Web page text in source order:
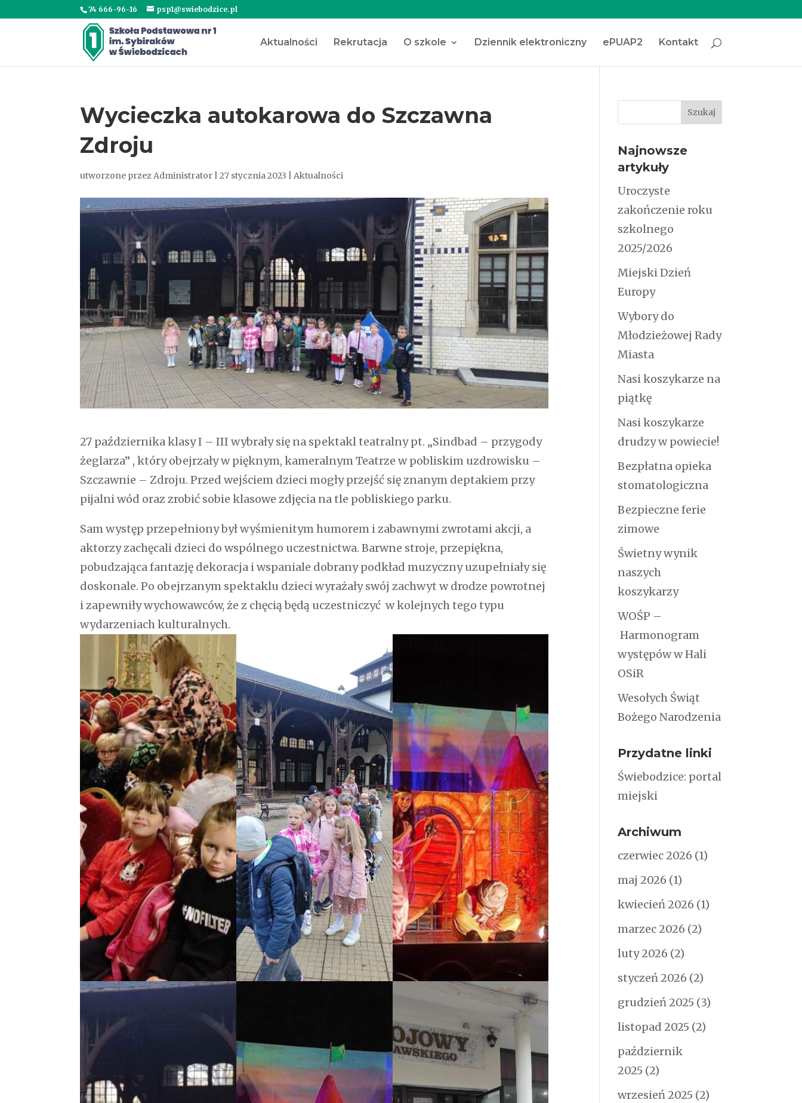
74 666-96-16 psp1@swiebodzice.pl
Aktualności Rekrutacja O szkole Dziennik elektroniczny ePUAP2 Kontakt
Wycieczka autokarowa do Szczawna
Zdroju
utworzone przezAdministrator |27 stycznia 2023 |Aktualności
27 października klasy I – III wybrały się na spektakl teatralny pt. „Sindbad – przygody
żeglarza” , który obejrzały w pięknym, kameralnym Teatrze w pobliskim uzdrowisku –
Szczawnie – Zdroju. Przed wejściem dzieci mogły przejść się znanym deptakiem przy
pijalni wód oraz zrobić sobie klasowe zdjęcia na tle pobliskiego parku.
Sam występ przepełniony był wyśmienitym humorem i zabawnymi zwrotami akcji, a
aktorzy zachęcali dzieci do wspólnego uczestnictwa. Barwne stroje, przepiękna,
pobudzająca fantazję dekoracja i wspaniale dobrany podkład muzyczny uzupełniały się
doskonale. Po obejrzanym spektaklu dzieci wyrażały swój zachwyt w drodze powrotnej
i zapewniły wychowawców, że z chęcią będą uczestniczyć w kolejnych tego typu
wydarzeniach kulturalnych.
Najnowsze
artykuły
Uroczyste
zakończenie roku
szkolnego
2025/2026
Miejski Dzień
Europy
Wybory do
Młodzieżowej Rady
Miasta
Nasi koszykarze na
piątkę
Nasi koszykarze
drudzy w powiecie!
Bezpłatna opieka
stomatologiczna
Bezpieczne ferie
zimowe
Świetny wynik
naszych
koszykarzy
WOŚP –
Harmonogram
występów w Hali
OSiR
Wesołych Świąt
Bożego Narodzenia
Przydatne linki
Świebodzice: portal
miejski
Archiwum
czerwiec 2026 (1)
maj 2026 (1)
kwiecień 2026 (1)
marzec 2026 (2)
luty 2026 (2)
styczeń 2026 (2)
grudzień 2025 (3)
listopad 2025 (2)
październik
2025 (2)
wrzesień 2025 (2)